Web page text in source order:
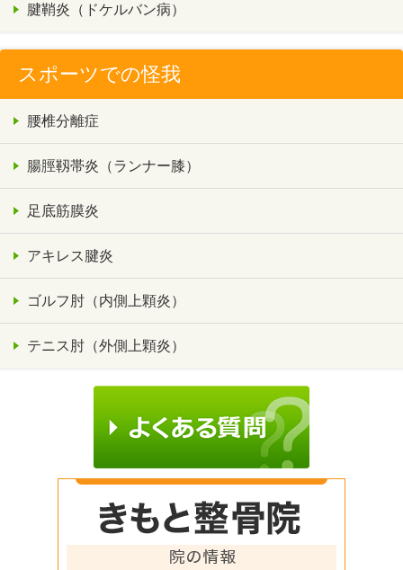
腱鞘炎（ドケルバン病）
スポーツでの怪我
腰椎分離症
腸脛靱帯炎（ランナー膝）
足底筋膜炎
アキレス腱炎
ゴルフ肘（内側上顆炎）
テニス肘（外側上顆炎）